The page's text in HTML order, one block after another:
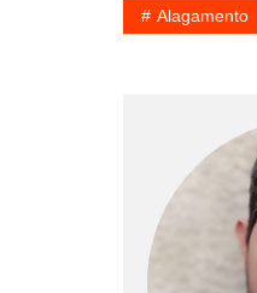
Alagamento